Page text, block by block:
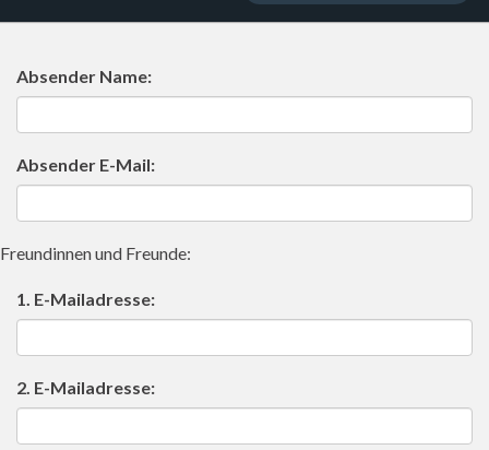
Absender Name:
Absender E-Mail:
Freundinnen und Freunde:
1. E-Mailadresse:
2. E-Mailadresse: